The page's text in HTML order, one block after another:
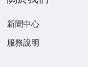
新聞中心
服務說明